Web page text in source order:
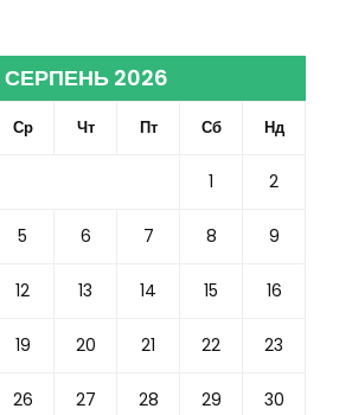
СЕРПЕНЬ 2026
Ср Чт Пт Сб Нд
1 2
5 6 7 8 9
12 13 14 15 16
19 20 21 22 23
26 27 28 29 30